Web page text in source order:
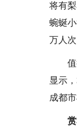
将有
蜿蜒
万人次
显示
成都